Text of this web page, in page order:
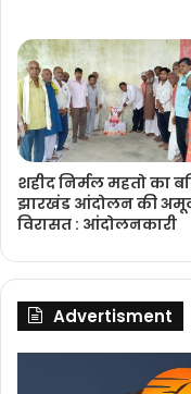
शहीद निर्मल महतो का
झारखंड आंदोलन की
विरासत : आंदोलनकारी
Advertisment